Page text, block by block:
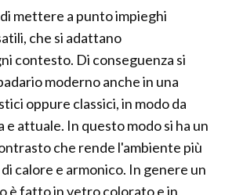
mettere a punto impieghi
che si adattano
contesto. Di conseguenza si
moderno anche in una
oppure classici, in modo da
attuale. In questo modo si ha un
che rende l'ambiente più
calore e armonico. In genere un
è fatto in vetro colorato e in